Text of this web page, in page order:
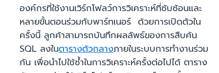
องค์กรที่ใช้งานเวิร์กโฟลว์การวิเคราะห์ที่ซับซ้อนและ
หลายขั้นตอนร่วมกับพาร์ทเนอร์ ด้วยการเปิดตัวใน
ครั้งนี้ ลูกค้าสามารถบันทึกผลลัพธ์ของการสืบค้น
SQL ลงในตารางตัวกลางภายในระบบการทำงานร่วม
กัน เพื่อนำไปใช้ซ้ำในการวิเคราะห์ครั้งต่อไปได้ ตาราง